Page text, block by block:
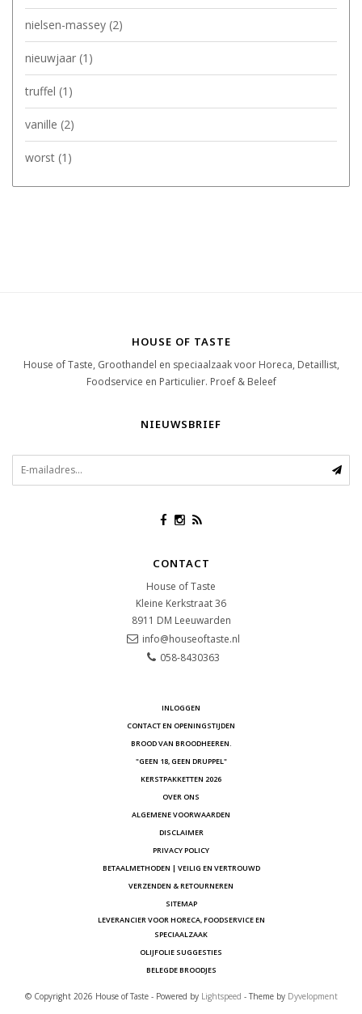
nielsen-massey (2)
nieuwjaar (1)
truffel (1)
vanille (2)
worst (1)
HOUSE OF TASTE
House of Taste, Groothandel en speciaalzaak voor Horeca, Detaillist,
Foodservice en Particulier. Proef & Beleef
NIEUWSBRIEF
CONTACT
House of Taste
Kleine Kerkstraat 36
8911 DM Leeuwarden
info@houseoftaste.nl
058-8430363
INLOGGEN
CONTACT EN OPENINGSTIJDEN
BROOD VAN BROODHEEREN.
"GEEN 18, GEEN DRUPPEL"
KERSTPAKKETTEN 2026
OVER ONS
ALGEMENE VOORWAARDEN
DISCLAIMER
PRIVACY POLICY
BETAALMETHODEN | VEILIG EN VERTROUWD
VERZENDEN & RETOURNEREN
SITEMAP
LEVERANCIER VOOR HORECA, FOODSERVICE EN
SPECIAALZAAK
OLIJFOLIE SUGGESTIES
BELEGDE BROODJES
© Copyright 2026 House of Taste - Powered by Lightspeed - Theme by Dyvelopment